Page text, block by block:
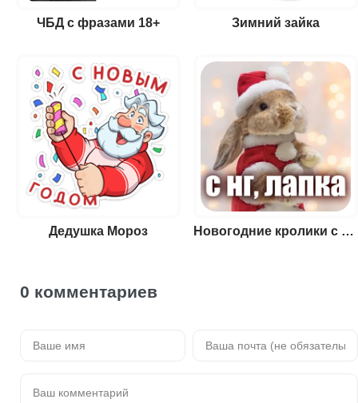
ЧБД с фразами 18+ Зимний зайка
Дедушка Мороз Новогодние кролики с фразами
0 комментариев